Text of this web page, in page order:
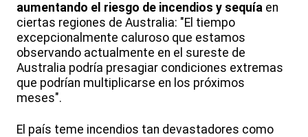
aumentando el riesgo de incendios y sequía en
ciertas regiones de Australia: "El tiempo
excepcionalmente caluroso que estamos
observando actualmente en el sureste de
Australia podría presagiar condiciones extremas
que podrían multiplicarse en los próximos
meses".
El país teme incendios tan devastadores como